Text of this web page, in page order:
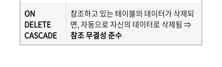
ON
DELETE
CASCADE
참조하고 있는 테이블의 데이터가 삭제되
면, 자동으로 자신의 데이터로 삭제됨 ⇒
참조 무결성 준수